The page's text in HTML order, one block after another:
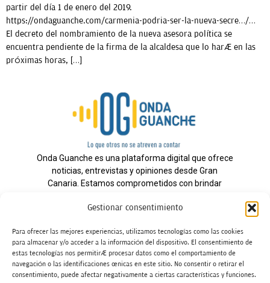
Gestionar consentimiento
Para ofrecer las mejores experiencias, utilizamos tecnologías como las cookies
para almacenar y/o acceder a la información del dispositivo. El consentimiento de
estas tecnologías nos permitirá procesar datos como el comportamiento de
navegación o las identificaciones únicas en este sitio. No consentir o retirar el
consentimiento, puede afectar negativamente a ciertas características y funciones.
partir del día 1 de enero del 2019.
https://ondaguanche.com/carmenia-podria-ser-la-nueva-secre…/…
El decreto del nombramiento de la nueva asesora política se
encuentra pendiente de la firma de la alcaldesa que lo hará en las
próximas horas, […]
Onda Guanche es una plataforma digital que ofrece
noticias, entrevistas y opiniones desde Gran
Canaria. Estamos comprometidos con brindar
nuestra audiencia.
Todos los derechos reservados.
Radio